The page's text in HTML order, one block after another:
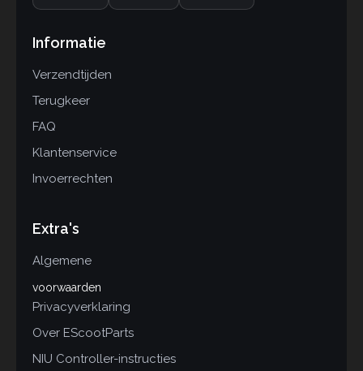
Informatie
Verzendtijden
Terugkeer
FAQ
Klantenservice
Invoerrechten
Extra's
Algemene
voorwaarden
Privacyverklaring
Over EScootParts
NIU Controller-instructies